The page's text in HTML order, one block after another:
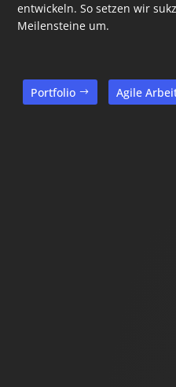
entwickeln. So setzen wir
Meilensteine um.
Portfolio Agile